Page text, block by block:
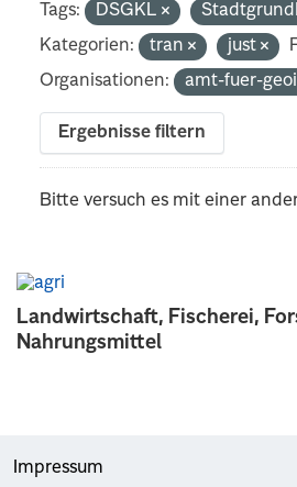
Landwirtschaft, Fischerei,
Nahrungsmittel
Tags: DSGKL
Kategorien:
tran just
Organisationen:
amt-fuer-
Ergebnisse filtern
Bitte versuch es mit einer
Impressum